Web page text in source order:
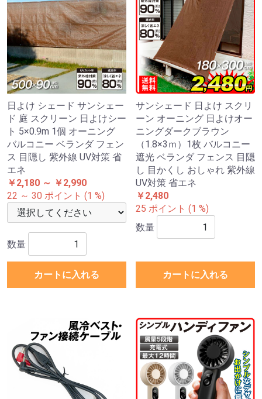
日よけ シェード サンシェー
ド 庭 スクリーン 日よけシー
ト 5×0.9m 1個 オーニング
バルコニー ベランダ フェン
ス 目隠し 紫外線 UV対策 省
エネ
￥2,180 ～ ￥2,990
22 ～ 30 ポイント (1 %)
数量
カートに入れる
サンシェード 日よけ スクリ
ーン オーニング 日よけオー
ニングダークブラウン
（1.8×3ｍ）1枚 バルコニー
遮光 ベランダ フェンス 目隠
し 目かくし おしゃれ 紫外線
UV対策 省エネ
￥2,480
25 ポイント (1 %)
数量
カートに入れる